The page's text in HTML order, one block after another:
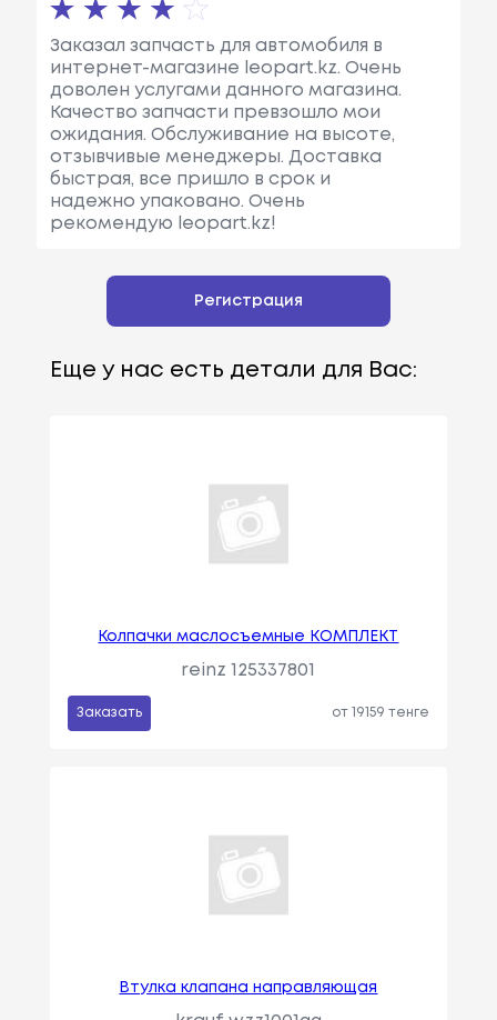
Заказал запчасть для автомобиля в
интернет-магазине leopart.kz. Очень
доволен услугами данного магазина.
Качество запчасти превзошло мои
ожидания. Обслуживание на высоте,
отзывчивые менеджеры. Доставка
быстрая, все пришло в срок и
надежно упаковано. Очень
рекомендую leopart.kz!
Регистрация
Еще у нас есть детали для Вас:
Колпачки маслосъемные КОМПЛЕКТ
reinz 125337801
Заказать от 19159 тенге
Втулка клапана направляющая